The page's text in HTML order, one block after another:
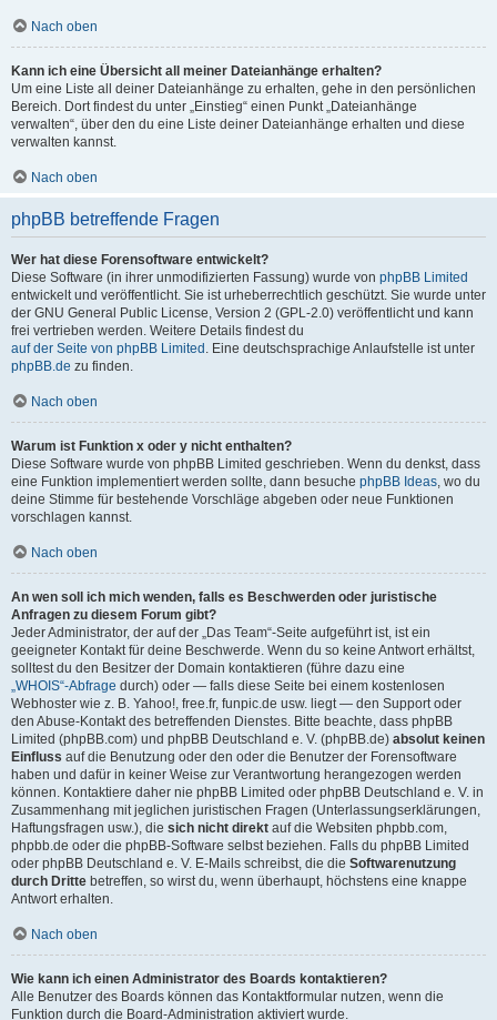
Nach oben
Kann ich eine Übersicht all meiner Dateianhänge erhalten?
Um eine Liste all deiner Dateianhänge zu erhalten, gehe in den persönlichen
Bereich. Dort findest du unter „Einstieg“ einen Punkt „Dateianhänge
verwalten“, über den du eine Liste deiner Dateianhänge erhalten und diese
verwalten kannst.
Nach oben
phpBB betreffende Fragen
Wer hat diese Forensoftware entwickelt?
Diese Software (in ihrer unmodifizierten Fassung) wurde von phpBB Limited
entwickelt und veröffentlicht. Sie ist urheberrechtlich geschützt. Sie wurde unter
der GNU General Public License, Version 2 (GPL-2.0) veröffentlicht und kann
frei vertrieben werden. Weitere Details findest du
auf der Seite von phpBB Limited . Eine deutschsprachige Anlaufstelle ist unter
phpBB.de zu finden.
Nach oben
Warum ist Funktion x oder y nicht enthalten?
Diese Software wurde von phpBB Limited geschrieben. Wenn du denkst, dass
eine Funktion implementiert werden sollte, dann besuche phpBB Ideas, wo du
deine Stimme für bestehende Vorschläge abgeben oder neue Funktionen
vorschlagen kannst.
Nach oben
An wen soll ich mich wenden, falls es Beschwerden oder juristische
Anfragen zu diesem Forum gibt?
Jeder Administrator, der auf der „Das Team“-Seite aufgeführt ist, ist ein
geeigneter Kontakt für deine Beschwerde. Wenn du so keine Antwort erhältst,
solltest du den Besitzer der Domain kontaktieren (führe dazu eine
„WHOIS“-Abfrage durch) oder — falls diese Seite bei einem kostenlosen
Webhoster wie z. B. Yahoo!, free.fr, funpic.de usw. liegt — den Support oder
den Abuse-Kontakt des betreffenden Dienstes. Bitte beachte, dass phpBB
Limited (phpBB.com) und phpBB Deutschland e. V. (phpBB.de) absolut keinen
Einfluss auf die Benutzung oder den oder die Benutzer der Forensoftware
haben und dafür in keiner Weise zur Verantwortung herangezogen werden
können. Kontaktiere daher nie phpBB Limited oder phpBB Deutschland e. V. in
Zusammenhang mit jeglichen juristischen Fragen (Unterlassungserklärungen,
Haftungsfragen usw.), die sich nicht direkt auf die Websiten phpbb.com,
phpbb.de oder die phpBB-Software selbst beziehen. Falls du phpBB Limited
oder phpBB Deutschland e. V. E-Mails schreibst, die die Softwarenutzung
durch Dritte betreffen, so wirst du, wenn überhaupt, höchstens eine knappe
Antwort erhalten.
Nach oben
Wie kann ich einen Administrator des Boards kontaktieren?
Alle Benutzer des Boards können das Kontaktformular nutzen, wenn die
Funktion durch die Board-Administration aktiviert wurde.